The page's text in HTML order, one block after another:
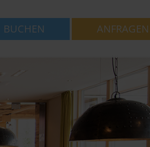
BUCHEN ANFRAGEN